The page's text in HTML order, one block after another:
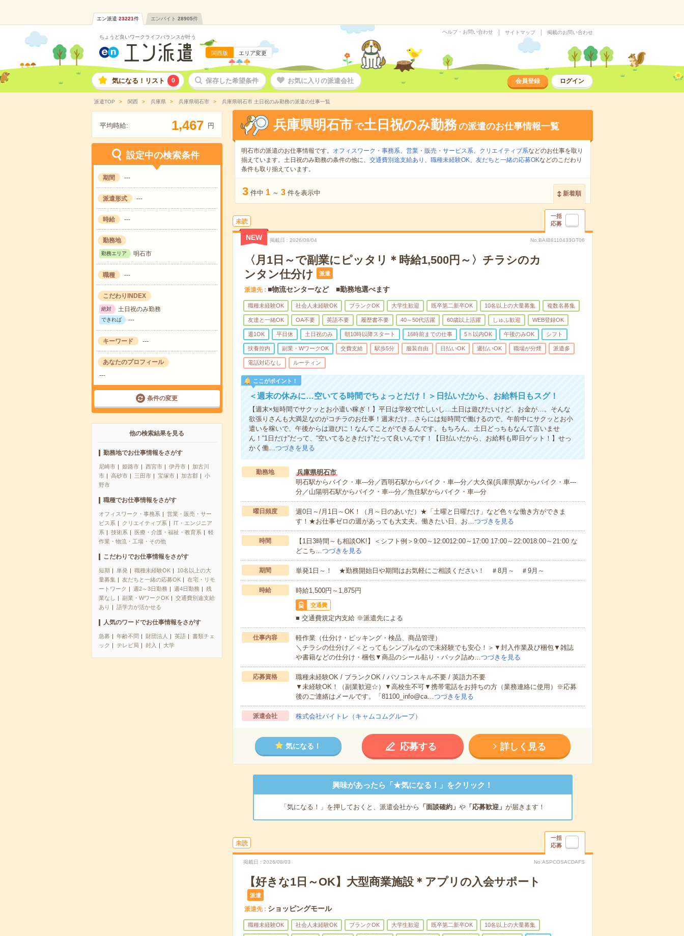
エン派遣 23221件 エンバイト 28905件
ちょうど良いワークライフバランスが叶う
関西版 エリア変更
ヘルプ・お問い合わせ サイトマップ 掲載のお問い合わせ
気になる！リスト 0 保存した希望条件 お気に入りの派遣会社 会員登録 ログイン
派遣TOP 関西 兵庫県 兵庫県明石市 兵庫県明石市 土日祝のみ勤務の派遣の仕事一覧
平均時給: 1,467 円
設定中の検索条件
期間 ---
派遣形式 ---
時給 ---
勤務地
勤務エリア 明石市
職種 ---
こだわりINDEX
絶対 土日祝のみ勤務
できれば ---
キーワード ---
あなたのプロフィール
---
条件の変更
他の検索結果を見る
勤務地でお仕事情報をさがす
尼崎市 姫路市 西宮市 伊丹市
加古川
市
高砂市 三田市 宝塚市 加古郡
小
野市
職種でお仕事情報をさがす
オフィスワーク・事務系
営業・販売・サー
ビス系
クリエイティブ系
IT・エンジニア
系
技術系 医療・介護・福祉・教育系
軽
作業・物流・工場・その他
こだわりでお仕事情報をさがす
短期 単発 職種未経験OK
10名以上の大
量募集
友だちと一緒の応募OK
在宅・リモ
ートワーク
週2～3日勤務 週4日勤務
残
業なし
副業・WワークOK
交通費別途支給
あり
語学力が活かせる
人気のワードでお仕事情報をさがす
急募 年齢不問 財団法人 英語
書類チェ
ック
テレビ局 封入 大学
兵庫県明石市 で土日祝のみ勤務の派遣のお仕事情報一覧
明石市の派遣のお仕事情報です。 オフィスワーク・事務系、 営業・販売・サービス系、 クリエイティブ系などのお仕事を取り
揃えています。土日祝のみ勤務の条件の他に、 交通費別途支給あり 、 職種未経験OK、 友だちと一緒の応募OKなどのこだわり
条件も取り揃えています。
3 件中 1 ～ 3 件を表示中 新着順
未読
一括
応募
NEW 掲載日 2026/08/04 No.BAIB8110433GT06
〈月1日～で副業にピッタリ＊時給1,500円～〉チラシのカ
ンタン仕分け
派遣
派遣先 ■物流センターなど ■勤務地選べます
職種未経験OK 社会人未経験OK ブランクOK 大学生歓迎 既卒第二新卒OK 10名以上の大量募集 複数名募集
友達と一緒OK OA不要 英語不要 履歴書不要 40～50代活躍 60歳以上活躍 しゅふ歓迎 WEB登録OK
週1OK 平日休 土日祝のみ 朝10時以降スタート 16時前までの仕事 5ｈ以内OK 午後のみOK シフト
扶養控内 副業・WワークOK 交費支給 駅歩5分 服装自由 日払いOK 週払いOK 職場が分煙 派遣多
電話対応なし ルーティン
ここがポイント！
＜週末の休みに…空いてる時間でちょっとだけ！＞日払いだから、お給料日もスグ！
【週末×短時間でサクッとお小遣い稼ぎ！】平日は学校で忙しいし…土日は遊びたいけど、お金が…。そんな
欲張りさんも大満足なのがコチラのお仕事！週末だけ…さらには短時間で働けるので、午前中にサクッとお小
遣いを稼いで、午後からは遊びに！なんてことができるんです。もちろん、土日どっちもなんて言いませ
ん！“1日だけ”だって、“空いてるときだけ”だって良いんです！【日払いだから、お給料も即日ゲット！】せっ
かく働…つづきを見る
勤務地
兵庫県明石市
明石駅からバイク・車---分／西明石駅からバイク・車---分／大久保(兵庫県)駅からバイク・車---
分／山陽明石駅からバイク・車---分／魚住駅からバイク・車---分
曜日頻度
週0日～/月1日～OK！（月～日のあいだ）★「土曜と日曜だけ」など色々な働き方ができま
す！★お仕事ゼロの週があっても大丈夫。働きたい日、お…つづきを見る
時間
【1日3時間～も相談OK!】＜シフト例＞9:00～12:0012:00～17:00 17:00～22:0018:00～21:00 な
どこち…つづきを見る
期間 単発1日～！ ★勤務開始日や期間はお気軽にご相談ください！ ＃8月～ ＃9月～
時給 時給1,500円～1,875円
交通費
■ 交通費規定内支給 ※派遣先による
仕事内容
軽作業（仕分け・ピッキング・検品、商品管理）
＼チラシの仕分け／＜とってもシンプルなので未経験でも安心！＞▼封入作業及び梱包▼雑誌
や書籍などの仕分け・梱包▼商品のシール貼り・パック詰め…つづきを見る
応募資格
職種未経験OK / ブランクOK / パソコンスキル不要 / 英語力不要
▼未経験OK！（副業歓迎☆）▼高校生不可▼携帯電話をお持ちの方（業務連絡に使用）※応募
後のご連絡はメールです。「81100_info@ca…つづきを見る
派遣会社 株式会社バイトレ（キャムコムグループ）
気になる！ 応募する 詳しく見る
興味があったら「★気になる！」をクリック！
「気になる！」を押しておくと、派遣会社から 「面談確約」 や「応募歓迎」 が届きます！
未読
一括
応募
掲載日 2026/08/03 No.ASPCOSACDAFS
【好きな1日～OK】大型商業施設＊アプリの入会サポート
派遣
派遣先 ショッピングモール
職種未経験OK 社会人未経験OK ブランクOK 大学生歓迎 既卒第二新卒OK 10名以上の大量募集